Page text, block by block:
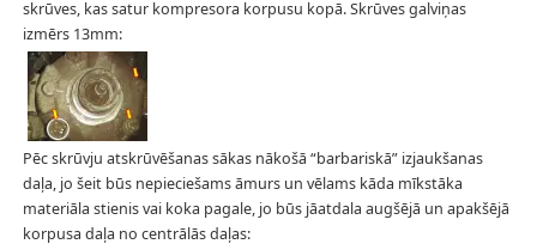
skrūves, kas satur kompresora korpusu kopā. Skrūves galviņas
izmērs 13mm:
Pēc skrūvju atskrūvēšanas sākas nākošā “barbariskā” izjaukšanas
daļa, jo šeit būs nepieciešams āmurs un vēlams kāda mīkstāka
materiāla stienis vai koka pagale, jo būs jāatdala augšējā un apakšējā
korpusa daļa no centrālās daļas: